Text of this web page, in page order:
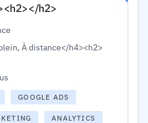
h2>
À distance</h4><h2>
GOOGLE ADS
ANALYTICS